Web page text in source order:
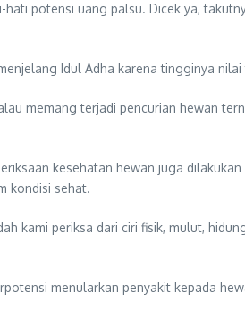
potensi uang palsu. Dicek ya,
Idul Adha karena tingginya
memang terjadi pencurian hewan
kesehatan hewan juga
kondisi sehat.
kami periksa dari ciri fisik, mulut,
menularkan penyakit kepada